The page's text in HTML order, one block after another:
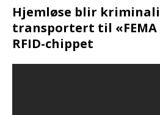
Hjemløse blir
transportert til «FEMA
RFID-chippet